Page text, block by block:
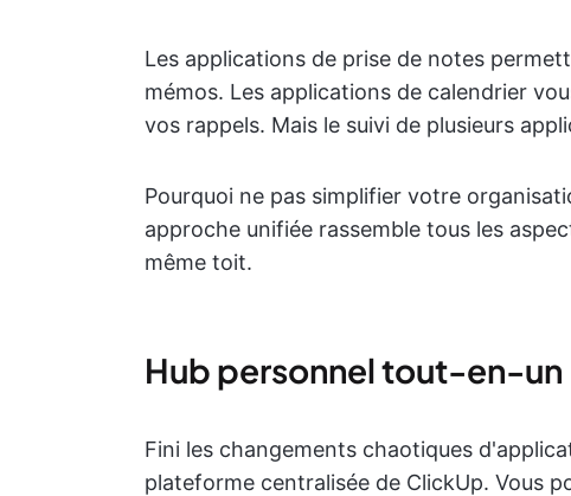
Les applications de prise de notes
mémos. Les applications de calendrier
vos rappels. Mais le suivi de plusieurs
Pourquoi ne pas simplifier votre
approche unifiée rassemble tous les
même toit.
Hub personnel tout-en-un
Fini les changements chaotiques
plateforme centralisée de ClickUp. Vous